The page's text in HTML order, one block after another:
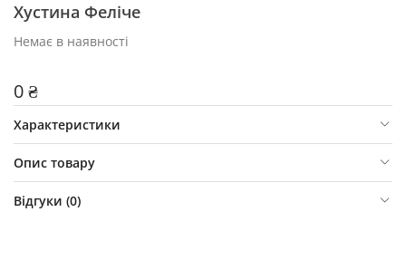
Хустина Феліче
Немає в наявності
0 ₴
Характеристики
Опис товару
Відгуки (0)